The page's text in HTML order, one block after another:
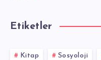
Etiketler
Kitap Sosyoloji